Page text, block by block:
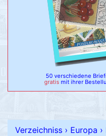
50 verschiedene
gratis mit ihrer
Verzeichniss › Europa ›